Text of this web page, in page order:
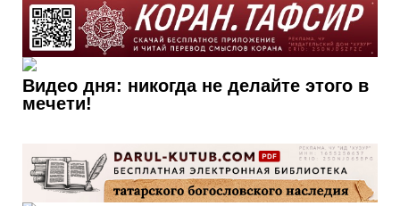
Видео дня: никогда не делайте этого в
мечети!